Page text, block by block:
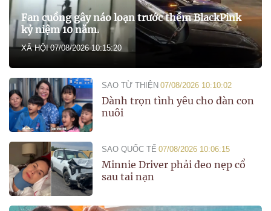
Fan cuồng gây náo loạn trước thềm BlackPink
kỷ niệm 10 năm.
XÃ HỘI 07/08/2026 10:15:20
SAO TỪ THIỆN 07/08/2026 10:10:02
Dành trọn tình yêu cho đàn con
nuôi
SAO QUỐC TẾ 07/08/2026 10:06:15
Minnie Driver phải đeo nẹp cổ
sau tai nạn